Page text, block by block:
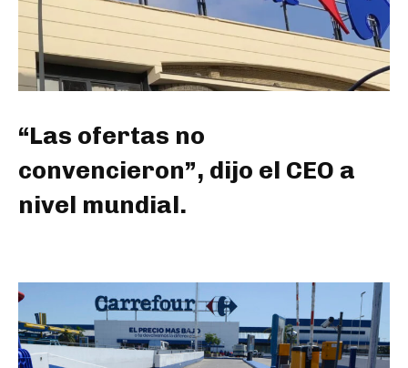
“Las ofertas no
convencieron”, dijo el CEO a
nivel mundial.